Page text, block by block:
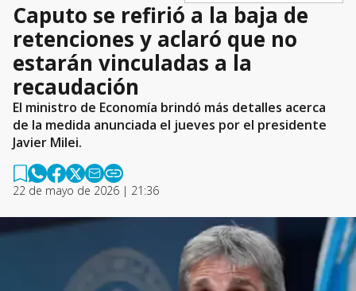
Caputo se refirió a la baja de
retenciones y aclaró que no
estarán vinculadas a la
recaudación
El ministro de Economía brindó más detalles acerca
de la medida anunciada el jueves por el presidente
Javier Milei.
22 de mayo de 2026 | 21:36